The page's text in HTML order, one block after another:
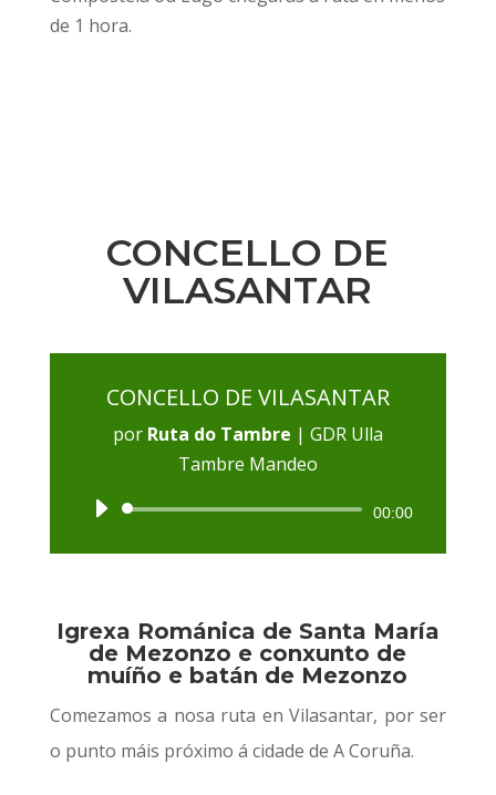
de 1 hora.
CONCELLO DE
VILASANTAR
CONCELLO DE VILASANTAR
por Ruta do Tambre | GDR Ulla
Tambre Mandeo
Reproductor
00:00
Igrexa Románica de Santa María
de Mezonzo e conxunto de
muíño e batán de Mezonzo
Comezamos a nosa ruta en Vilasantar, por ser
o punto máis próximo á cidade de A Coruña.